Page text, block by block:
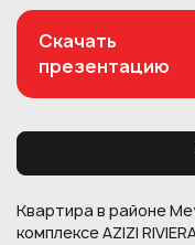
Скачать
презентацию
Квартира в районе
комплексе AZIZI